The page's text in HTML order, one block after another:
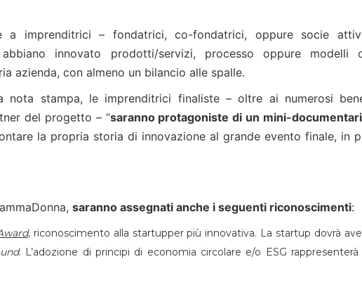
a imprenditrici – fondatrici, co-fondatrici, oppure socie
innovato prodotti/servizi, processo oppure modelli
azienda, con almeno un bilancio alle spalle.
nota stampa, le imprenditrici finaliste – oltre ai numerosi
del progetto – “saranno protagoniste di un mini-
la propria storia di innovazione al grande evento finale, in
saranno assegnati anche i seguenti riconoscimenti:
, riconoscimento alla startupper più innovativa. La startup dovrà
. L’adozione di principi di economia circolare e/o ESG